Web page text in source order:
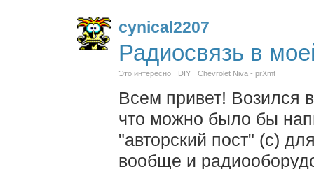
cynical2207
Радиосвязь в
Это интересно DIY Chevrolet Niva - prXmt
Всем привет! Возился
что можно было бы
"авторский пост" (с)
вообще и